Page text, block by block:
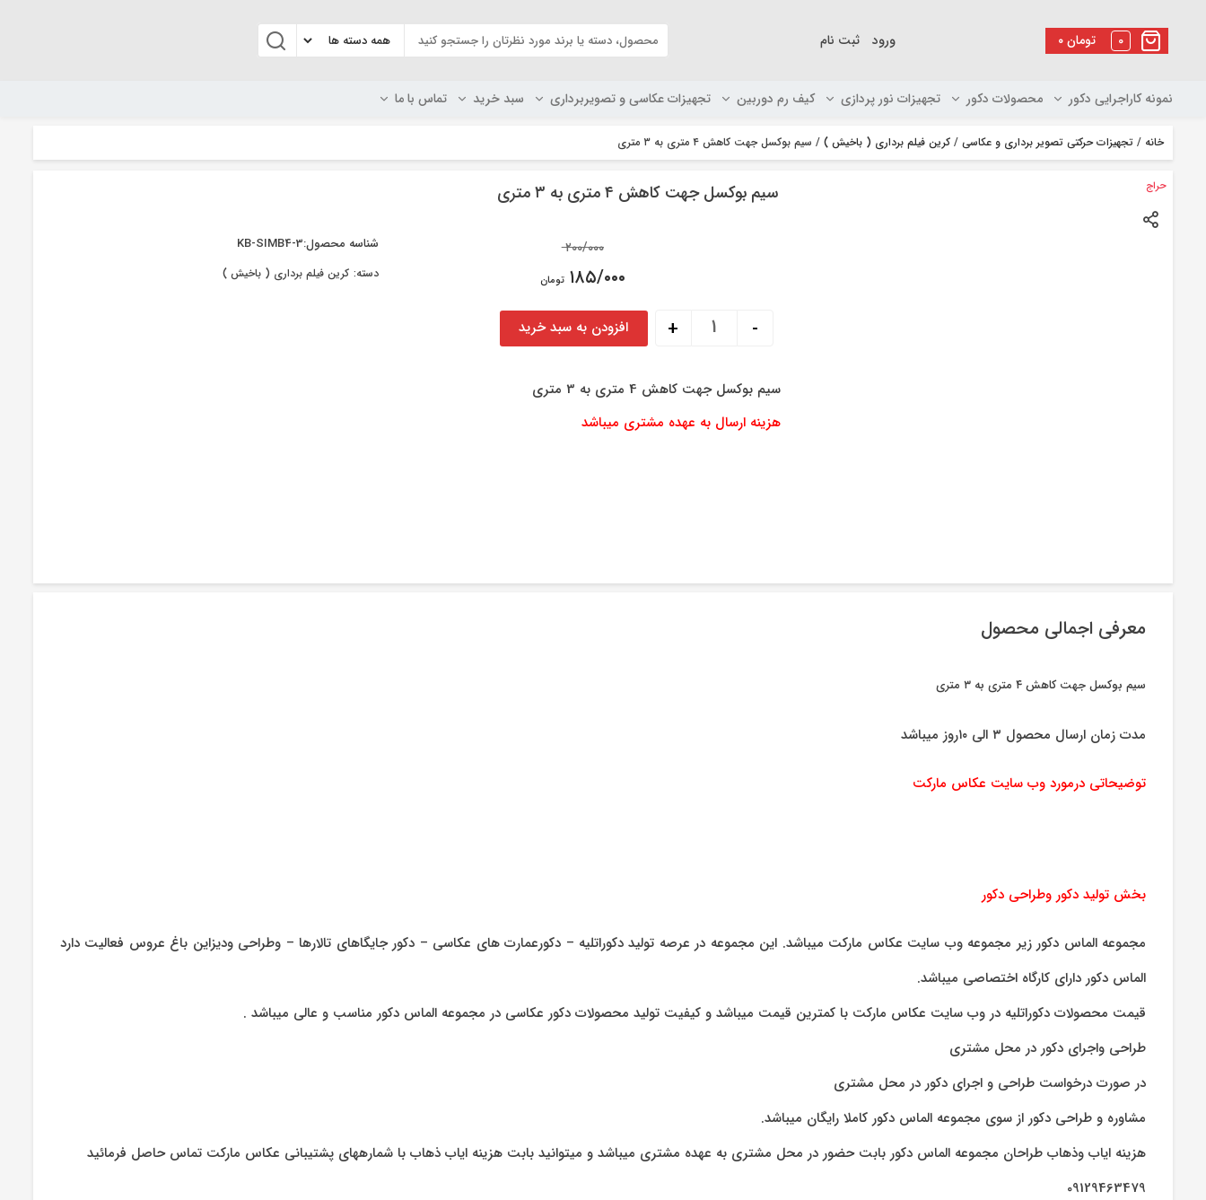
۰تومان 0 ورود ثبت نام
نمونه کاراجرایی دکور محصولات دکور تجهیزات نور پردازی کیف رم دوربین تجهیزات عکاسی و تصویربرداری سبد خرید تماس با ما
خانه / تجهیزات حرکتی تصویر برداری و عکاسی / کرین فیلم برداری ( باخیش ) / سیم بوکسل جهت کاهش ۴ متری به ۳ متری
حراج سیم بوکسل جهت کاهش ۴ متری به ۳ متری
۲۰۰/۰۰۰Original
was:
۲۰۰/۰۰۰ تومان.
۱۸۵/۰۰۰ تومان
Current
price
سیم بوکسل جهت کاهش 4 متری به 3 متری عدد
-
+ افزودن به سبد خرید
شناسه محصول:KB-SIMB4-3
دسته: کرین فیلم برداری ( باخیش )
سیم بوکسل جهت کاهش 4 متری به 3 متری
هزینه ارسال به عهده مشتری میباشد
معرفی اجمالی محصول
سیم بوکسل جهت کاهش ۴ متری به ۳ متری
مدت زمان ارسال محصول ۳ الی ۱۰روز میباشد
توضیحاتی درمورد وب سایت عکاس مارکت
بخش تولید دکور وطراحی دکور
مجموعه الماس دکور زیر مجموعه وب سایت عکاس مارکت میباشد. این مجموعه در عرصه تولید دکوراتلیه – دکورعمارت های عکاسی – دکور جایگاهای تالارها – وطراحی ودیزاین باغ عروس فعالیت دارد
الماس دکور دارای کارگاه اختصاصی میباشد.
قیمت محصولات دکوراتلیه در وب سایت عکاس مارکت با کمترین قیمت میباشد و کیفیت تولید محصولات دکور عکاسی در مجموعه الماس دکور مناسب و عالی میباشد .
طراحی واجرای دکور در محل مشتری
در صورت درخواست طراحی و اجرای دکور در محل مشتری
مشاوره و طراحی دکور از سوی مجموعه الماس دکور کاملا رایگان میباشد.
هزینه ایاب وذهاب طراحان مجموعه الماس دکور بابت حضور در محل مشتری به عهده مشتری میباشد و میتوانید بابت هزینه ایاب ذهاب با شمارههای پشتیبانی عکاس مارکت تماس حاصل فرمائید
09129463479